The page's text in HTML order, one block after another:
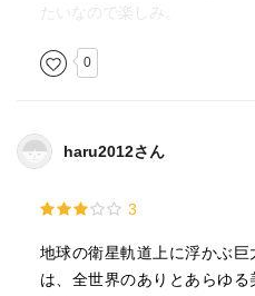
たいなので楽しみ。
0
haru2012さん
3
地球の衛星軌道上に浮かぶ
は、全世界のありとあらゆ